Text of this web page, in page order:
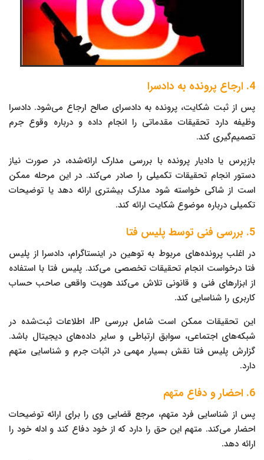
4. ارجاع پرونده به دادسرا
پس از ثبت شکایت، پرونده به دادسرای صالح ارجاع می‌شود. دادسرا
وظیفه دارد تحقیقات مقدماتی را انجام داده و درباره وقوع جرم
تصمیم‌گیری کند.
بازپرس یا دادیار پرونده با بررسی مدارک ارائه‌شده، در صورت نیاز
دستور انجام تحقیقات تکمیلی را صادر می‌کند. در این مرحله ممکن
است از شاکی خواسته شود مدارک بیشتری ارائه دهد یا توضیحات
تکمیلی درباره موضوع شکایت ارائه کند.
5. بررسی فنی توسط پلیس فتا
در اغلب پرونده‌های مربوط به توهین در اینستاگرام، دادسرا از پلیس
فتا درخواست انجام تحقیقات تخصصی می‌کند. پلیس فتا با استفاده
از ابزارهای فنی و قانونی تلاش می‌کند هویت واقعی صاحب حساب
کاربری را شناسایی کند.
این تحقیقات ممکن است شامل بررسی IP، اطلاعات ثبت‌شده در
شبکه‌های اجتماعی، سوابق ارتباطی و سایر داده‌های دیجیتال باشد.
گزارش پلیس فتا نقش بسیار مهمی در اثبات جرم و شناسایی متهم
دارد.
6. احضار و دفاع متهم
پس از شناسایی فرد متهم، مرجع قضایی وی را برای ارائه توضیحات
احضار می‌کند. متهم این حق را دارد که از خود دفاع کند و ادله خود را
ارائه دهد.